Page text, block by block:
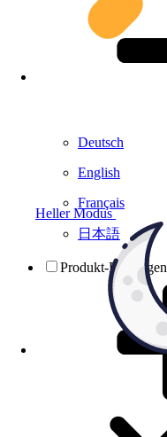
Heller Modus
Deutsch
English
Français
日本語
Produkt-Prüfungen